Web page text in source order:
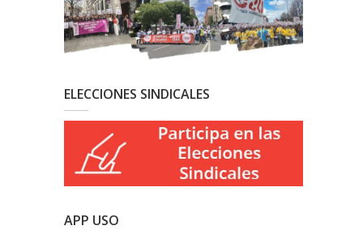
ELECCIONES SINDICALES
APP USO